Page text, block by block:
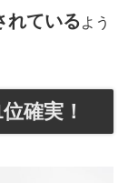
れている よう
確実！